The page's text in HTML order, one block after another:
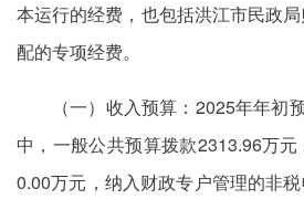
本运行的经费，也包括洪江市民政
配的专项经费。
（一）收入预算：2025年年初
中，一般公共预算拨款2313.96万
0.00万元，纳入财政专户管理的非